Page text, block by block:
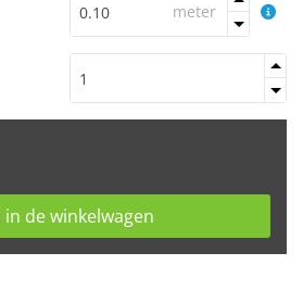
meter
in de winkelwagen